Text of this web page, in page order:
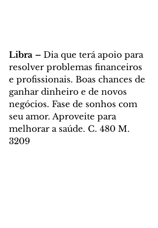
Libra – Dia que terá apoio para
resolver problemas financeiros
e profissionais. Boas chances de
ganhar dinheiro e de novos
negócios. Fase de sonhos com
seu amor. Aproveite para
melhorar a saúde. C. 480 M.
3209